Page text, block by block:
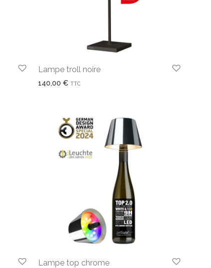
Lampe troll noire
140,00 € TTC
Lampe top chrome